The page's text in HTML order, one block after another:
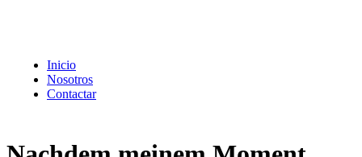
Inicio
Nosotros
Contactar